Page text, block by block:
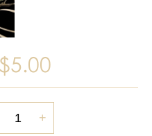
$5.00